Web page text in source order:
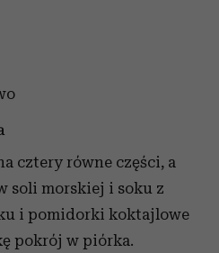
cztery równe części, a
soli morskiej i soku z
i pomidorki koktajlowe
pokrój w piórka.